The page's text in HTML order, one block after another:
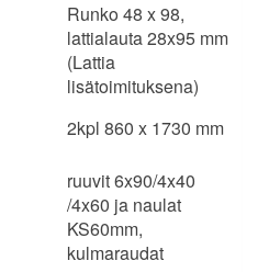
Runko 48 x 98,
lattialauta 28x95 mm
(Lattia
lisätoimituksena)
2kpl 860 x 1730 mm
ruuvit 6x90/4x40
/4x60 ja naulat
KS60mm,
kulmaraudat